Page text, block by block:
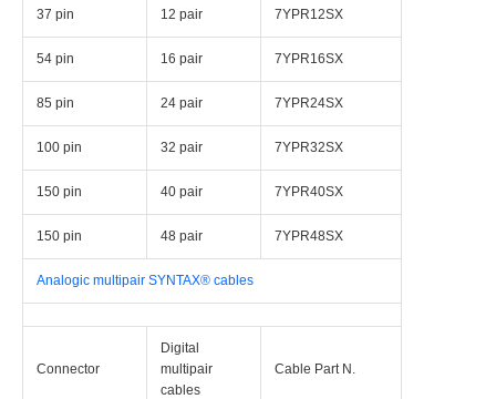
37 pin 12 pair 7YPR12SX
54 pin 16 pair 7YPR16SX
85 pin 24 pair 7YPR24SX
100 pin 32 pair 7YPR32SX
150 pin 40 pair 7YPR40SX
150 pin 48 pair 7YPR48SX
Analogic multipair SYNTAX® cables
Connector
Digital
multipair
cables
Cable Part N.